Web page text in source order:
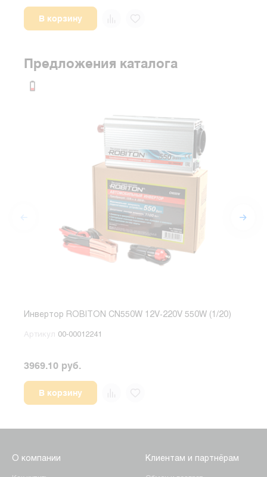
В корзину
Предложения каталога
Инвертор ROBITON CN550W 12V-220V 550W (1/20)
Артикул 00-00012241
3969.10 руб.
В корзину
О компании Клиентам и партнёрам